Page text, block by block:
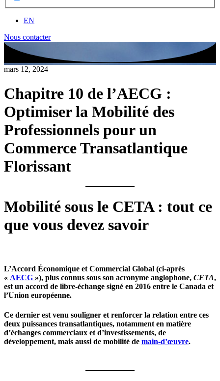
EN
Nous contacter
mars 12, 2024
Chapitre 10 de l’AECG :
Optimiser la Mobilité des
Professionnels pour un
Commerce Transatlantique
Florissant
Mobilité sous le CETA : tout ce
que vous devez savoir
L’Accord Économique et Commercial Global (ci-après
« AECG »), plus connus sous son acronyme anglophone, CETA,
est un accord de libre-échange signé en 2016 entre le Canada et
l’Union européenne.
Ce dernier est venu souligner et renforcer la relation entre ces
deux puissances transatlantiques, notamment en matière
d’échanges commerciaux et d’investissements, de
développement, mais aussi de mobilité de main-d’œuvre.